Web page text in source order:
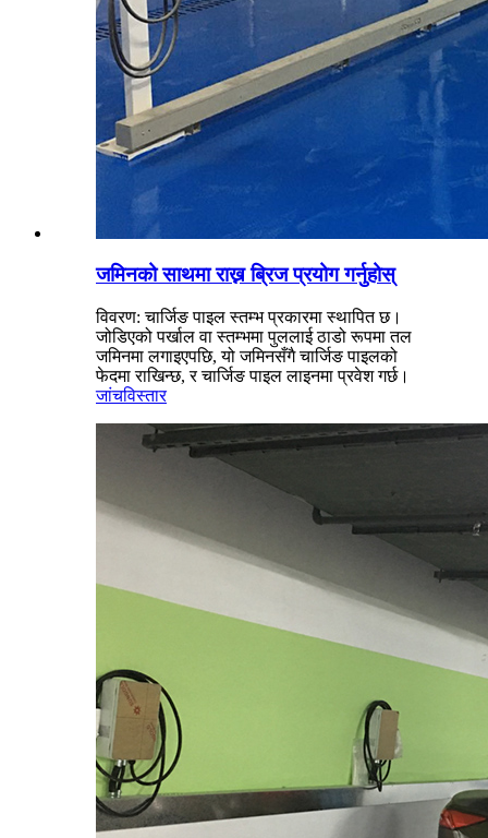
जमिनको साथमा राख्न ब्रिज प्रयोग गर्नुहोस्
विवरण: चार्जिङ पाइल स्तम्भ प्रकारमा स्थापित छ।
जोडिएको पर्खाल वा स्तम्भमा पुललाई ठाडो रूपमा तल
जमिनमा लगाइएपछि, यो जमिनसँगै चार्जिङ पाइलको
फेदमा राखिन्छ, र चार्जिङ पाइल लाइनमा प्रवेश गर्छ।
जांचविस्तार